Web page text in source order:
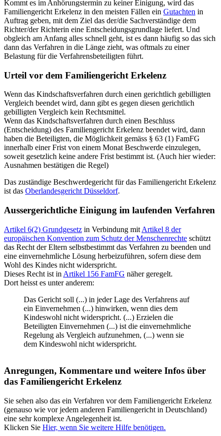
Kommt es im Anhörungstermin zu keiner Einigung, wird das
Familiengericht Erkelenz in den meisten Fällen ein Gutachten in
Auftrag geben, mit dem Ziel das der/die Sachverständige dem
Richter/der Richterin eine Entscheidungsgrundlage liefert. Und
obgleich am Anfang alles schnell geht, ist es dann häufig so das sich
dann das Verfahren in die Länge zieht, was oftmals zu einer
Belastung für die Verfahrensbeteiligten führt.
Urteil vor dem Familiengericht Erkelenz
Wenn das Kindschaftsverfahren durch einen gerichtlich gebilligten
Vergleich beendet wird, dann gibt es gegen diesen gerichtlich
gebilligten Vergleich kein Rechtsmittel.
Wenn das Kindschaftsverfahren durch einen Beschluss
(Entscheidung) des Familiengericht Erkelenz beendet wird, dann
haben die Beteiligten, die Möglichkeit gemäss § 63 (1) FamFG
innerhalb einer Frist von einem Monat Beschwerde einzulegen,
soweit gesetzlich keine andere Frist bestimmt ist. (Auch hier wieder:
Ausnahmen bestätigen die Regel)
Das zuständige Beschwerdegericht für das Familiengericht Erkelenz
ist das Oberlandesgericht Düsseldorf.
Aussergerichtliche Einigung im laufenden Verfahren
Artikel 6(2) Grundgesetz in Verbindung mit Artikel 8 der
europäischen Konvention zum Schutz der Menschenrechte schützt
das Recht der Eltern selbstbestimmt das Verfahren zu beenden und
eine einvernehmliche Lösung herbeizuführen, sofern diese dem
Wohl des Kindes nicht widerspricht.
Dieses Recht ist in Artikel 156 FamFG näher geregelt.
Dort heisst es unter anderem:
Das Gericht soll (...) in jeder Lage des Verfahrens auf
ein Einvernehmen (...) hinwirken, wenn dies dem
Kindeswohl nicht widerspricht. (...) Erzielen die
Beteiligten Einvernehmen (...) ist die einvernehmliche
Regelung als Vergleich aufzunehmen, (...) wenn sie
dem Kindeswohl nicht widerspricht.
Anregungen, Kommentare und weitere Infos über
das Familiengericht Erkelenz
Sie sehen also das ein Verfahren vor dem Familiengericht Erkelenz
(genauso wie vor jedem anderen Familiengericht in Deutschland)
eine sehr komplexe Angelegenheit ist.
Klicken Sie Hier, wenn Sie weitere Hilfe benötigen.